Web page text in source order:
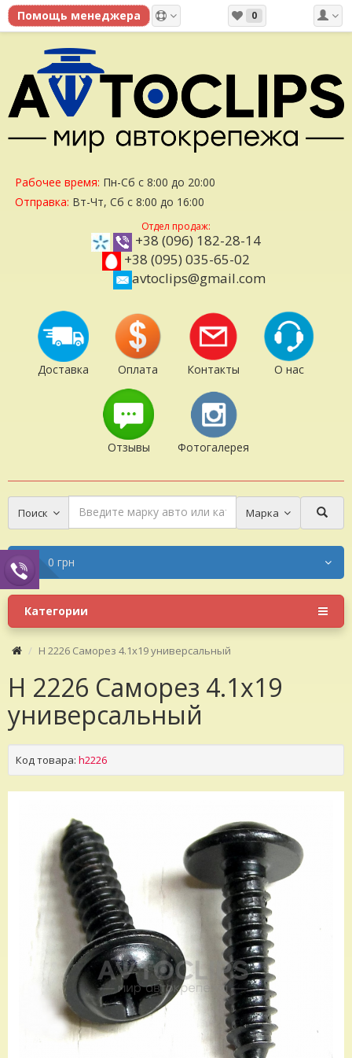
0
Рабочее время: Пн-Сб с 8:00 до 20:00
Отправка: Вт-Чт, Сб с 8:00 до 16:00
Отдел продаж:
+38 (096) 182-28-14
+38 (095) 035-65-02
avtoclips@gmail.com
Доставка Оплата Контакты О нас
Отзывы Фотогалерея
Поиск Марка
0 грн
Категории
H 2226 Саморез 4.1x19 универсальный
H 2226 Саморез 4.1x19
универсальный
Код товара: h2226